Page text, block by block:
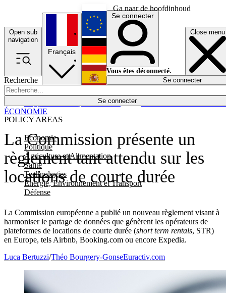
Ga naar de hoofdinhoud
Open sub
navigation
Close menu
Recherche
Se connecter
POLICY AREAS
Economie
Politique
Agriculture et Alimentation
Santé
Technologies
Energie, Environnement et Transport
Défense
Économie
Français
English
Deutsch
Español
Se connecter
Vous êtes déconnecté.
Se connecter
La Commission présente un
règlement tant attendu sur les
locations de courte durée
La Commission européenne a publié un nouveau règlement visant à
harmoniser le partage de données que génèrent les opérateurs de
plateformes de locations de courte durée (short term rentals, STR)
en Europe, tels Airbnb, Booking.com ou encore Expedia.
ÉCONOMIE
Luca Bertuzzi/Théo Bourgery-GonseEuractiv.com